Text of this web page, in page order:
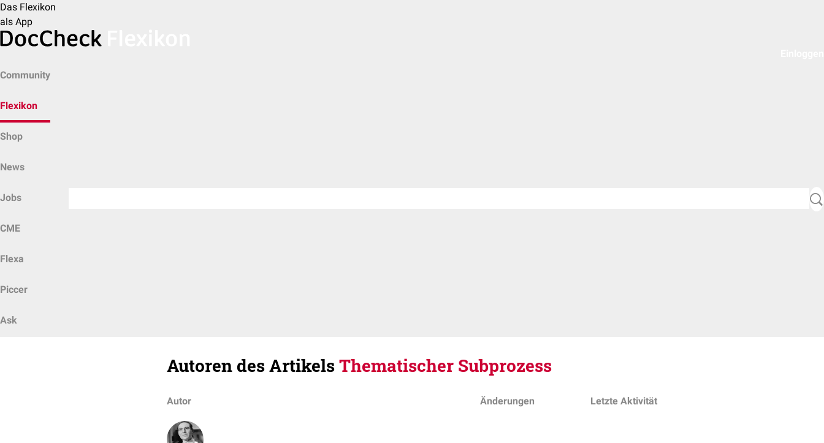
Das Flexikon
als App
Community
Flexikon
Shop
News
Jobs
CME
Flexa
Piccer
Ask
Autoren des ArtikelsThematischer Subprozess
Autor Änderungen Letzte Aktivität